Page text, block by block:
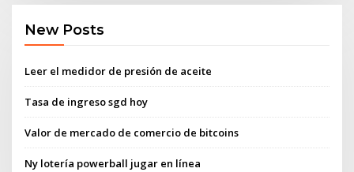
New Posts
Leer el medidor de presión de aceite
Tasa de ingreso sgd hoy
Valor de mercado de comercio de bitcoins
Ny lotería powerball jugar en línea